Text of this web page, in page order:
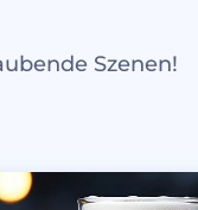
Szenen!